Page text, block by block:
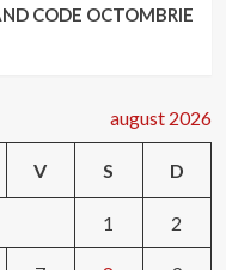
CODE OCTOMBRIE
august 2026
V S D
1 2